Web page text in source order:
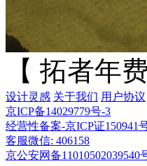
【 拓者年
设计灵感 关于我们 用户协议
京ICP备14029779号-3
经营性备案-京ICP证150941
客服微信: 406158
京公安网备11010502039540